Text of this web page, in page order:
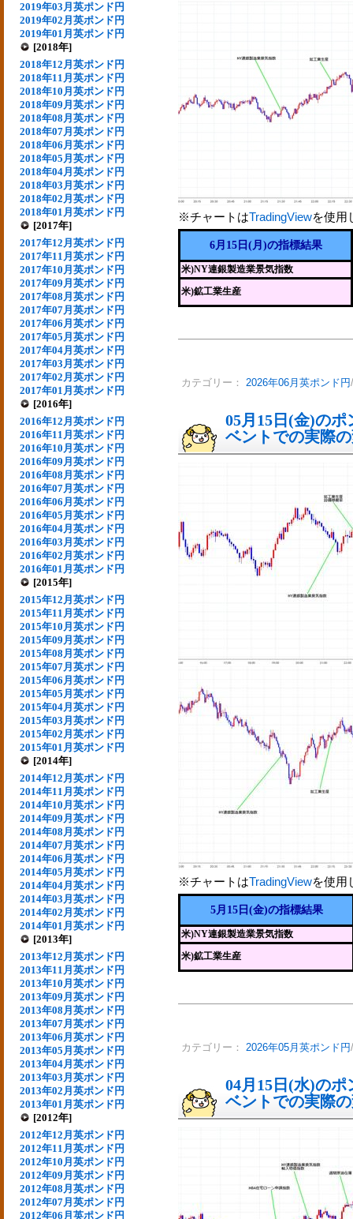
2019年03月英ポンド円
2019年02月英ポンド円
2019年01月英ポンド円
[2018年]
2018年12月英ポンド円
2018年11月英ポンド円
2018年10月英ポンド円
2018年09月英ポンド円
2018年08月英ポンド円
2018年07月英ポンド円
2018年06月英ポンド円
2018年05月英ポンド円
2018年04月英ポンド円
2018年03月英ポンド円
2018年02月英ポンド円
2018年01月英ポンド円
[2017年]
2017年12月英ポンド円
2017年11月英ポンド円
2017年10月英ポンド円
2017年09月英ポンド円
2017年08月英ポンド円
2017年07月英ポンド円
2017年06月英ポンド円
2017年05月英ポンド円
2017年04月英ポンド円
2017年03月英ポンド円
2017年02月英ポンド円
2017年01月英ポンド円
[2016年]
2016年12月英ポンド円
2016年11月英ポンド円
2016年10月英ポンド円
2016年09月英ポンド円
2016年08月英ポンド円
2016年07月英ポンド円
2016年06月英ポンド円
2016年05月英ポンド円
2016年04月英ポンド円
2016年03月英ポンド円
2016年02月英ポンド円
2016年01月英ポンド円
[2015年]
2015年12月英ポンド円
2015年11月英ポンド円
2015年10月英ポンド円
2015年09月英ポンド円
2015年08月英ポンド円
2015年07月英ポンド円
2015年06月英ポンド円
2015年05月英ポンド円
2015年04月英ポンド円
2015年03月英ポンド円
2015年02月英ポンド円
2015年01月英ポンド円
[2014年]
2014年12月英ポンド円
2014年11月英ポンド円
2014年10月英ポンド円
2014年09月英ポンド円
2014年08月英ポンド円
2014年07月英ポンド円
2014年06月英ポンド円
2014年05月英ポンド円
2014年04月英ポンド円
2014年03月英ポンド円
2014年02月英ポンド円
2014年01月英ポンド円
[2013年]
2013年12月英ポンド円
2013年11月英ポンド円
2013年10月英ポンド円
2013年09月英ポンド円
2013年08月英ポンド円
2013年07月英ポンド円
2013年06月英ポンド円
2013年05月英ポンド円
2013年04月英ポンド円
2013年03月英ポンド円
2013年02月英ポンド円
2013年01月英ポンド円
[2012年]
2012年12月英ポンド円
2012年11月英ポンド円
2012年10月英ポンド円
2012年09月英ポンド円
2012年08月英ポンド円
2012年07月英ポンド円
2012年06月英ポンド円
※チャートはTradingViewを使用
6月15日(月)の指標結果
米)NY連銀製造業景気指数
米)鉱工業生産
カテゴリー： 2026年06月英ポンド円
05月15日(金)の
ベントでの実際
※チャートはTradingViewを使用
5月15日(金)の指標結果
米)NY連銀製造業景気指数
米)鉱工業生産
カテゴリー： 2026年05月英ポンド円
04月15日(水)の
ベントでの実際